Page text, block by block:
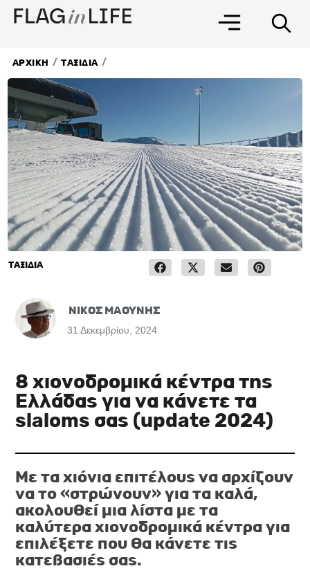
Μετάβαση
στο
ΑΡΧΙΚΗ / ΤΑΞΙΔΙΑ /
ΤΑΞΙΔΙΑ
ΝΙΚΟΣ ΜΑΟΥΝΗΣ
31 Δεκεμβρίου, 2024
8 χιονοδρομικά κέντρα της
Ελλάδας για να κάνετε τα
slaloms σας (update 2024)
Με τα χιόνια επιτέλους να αρχίζουν
να το «στρώνουν» για τα καλά,
ακολουθεί μια λίστα με τα
καλύτερα χιονοδρομικά κέντρα για
επιλέξετε που θα κάνετε τις
κατεβασιές σας.